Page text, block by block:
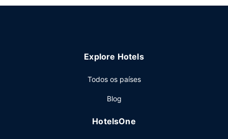
Sauna e uma sala de fitness aberta 24 horas. Entre as
Delicie-se com os sabores da cozinha italiana no Ambrosia
copo entre dois dedos de conversa no bar/lounge e jantar
refugiar-se no conforto dos seus aposentos, dê uma vista
Explore Hotels
Todos os países
Blog
HotelsOne